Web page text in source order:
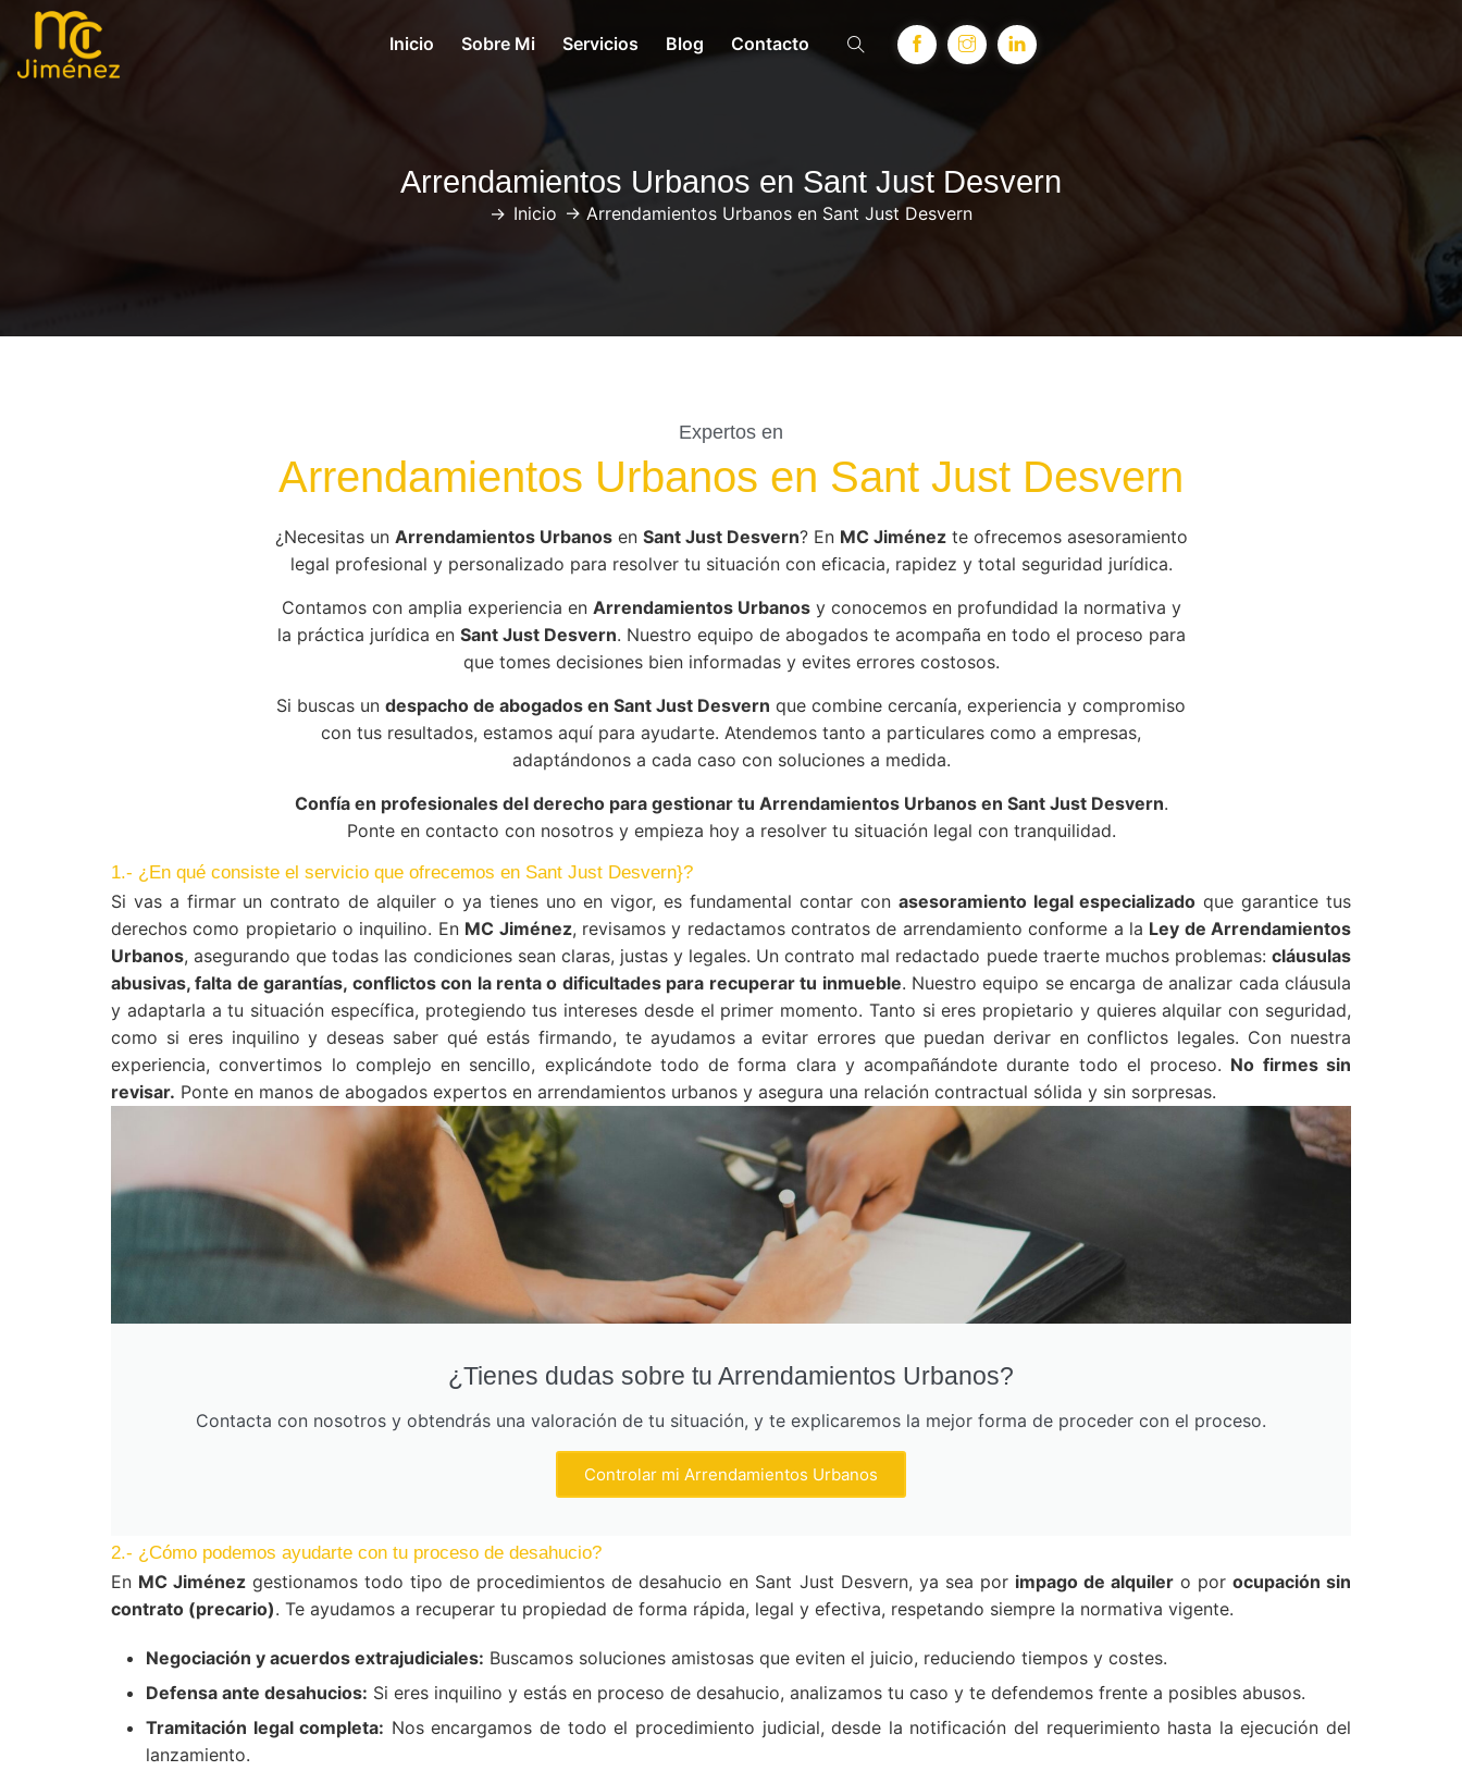
Inicio Sobre Mi Servicios Blog Contacto
Arrendamientos Urbanos en Sant Just Desvern
-> Inicio -> Arrendamientos Urbanos en Sant Just Desvern
Expertos en
Arrendamientos Urbanos en Sant Just Desvern
¿Necesitas un Arrendamientos Urbanosen Sant Just Desvern? En MC Jiménezte ofrecemos asesoramiento
legal profesional y personalizado para resolver tu situación con eficacia, rapidez y total seguridad jurídica.
Contamos con amplia experiencia en Arrendamientos Urbanosy conocemos en profundidad la normativa y
la práctica jurídica en Sant Just Desvern. Nuestro equipo de abogados te acompaña en todo el proceso para
que tomes decisiones bien informadas y evites errores costosos.
Si buscas un despacho de abogados en Sant Just Desvern que combine cercanía, experiencia y compromiso
con tus resultados, estamos aquí para ayudarte. Atendemos tanto a particulares como a empresas,
adaptándonos a cada caso con soluciones a medida.
Confía en profesionales del derecho para gestionar tu Arrendamientos Urbanos en Sant Just Desvern.
Ponte en contacto con nosotros y empieza hoy a resolver tu situación legal con tranquilidad.
1.- ¿En qué consiste el servicio que ofrecemos en Sant Just Desvern}?
Si vas a firmar un contrato de alquiler o ya tienes uno en vigor, es fundamental contar con asesoramiento legal especializado que garantice tus
derechos como propietario o inquilino. En MC Jiménez, revisamos y redactamos contratos de arrendamiento conforme a la Ley de Arrendamientos
Urbanos, asegurando que todas las condiciones sean claras, justas y legales. Un contrato mal redactado puede traerte muchos problemas: cláusulas
abusivas, falta de garantías, conflictos con la renta o dificultades para recuperar tu inmueble. Nuestro equipo se encarga de analizar cada cláusula
y adaptarla a tu situación específica, protegiendo tus intereses desde el primer momento. Tanto si eres propietario y quieres alquilar con seguridad,
como si eres inquilino y deseas saber qué estás firmando, te ayudamos a evitar errores que puedan derivar en conflictos legales. Con nuestra
experiencia, convertimos lo complejo en sencillo, explicándote todo de forma clara y acompañándote durante todo el proceso. No firmes sin
revisar. Ponte en manos de abogados expertos en arrendamientos urbanos y asegura una relación contractual sólida y sin sorpresas.
¿Tienes dudas sobre tu Arrendamientos Urbanos?
Contacta con nosotros y obtendrás una valoración de tu situación, y te explicaremos la mejor forma de proceder con el proceso.
Controlar mi Arrendamientos Urbanos
2.- ¿Cómo podemos ayudarte con tu proceso de desahucio?
En MC Jiménez gestionamos todo tipo de procedimientos de desahucio en Sant Just Desvern, ya sea por impago de alquilero por ocupación sin
contrato (precario). Te ayudamos a recuperar tu propiedad de forma rápida, legal y efectiva, respetando siempre la normativa vigente.
Negociación y acuerdos extrajudiciales: Buscamos soluciones amistosas que eviten el juicio, reduciendo tiempos y costes.
Defensa ante desahucios: Si eres inquilino y estás en proceso de desahucio, analizamos tu caso y te defendemos frente a posibles abusos.
Tramitación legal completa: Nos encargamos de todo el procedimiento judicial, desde la notificación del requerimiento hasta la ejecución del
lanzamiento.